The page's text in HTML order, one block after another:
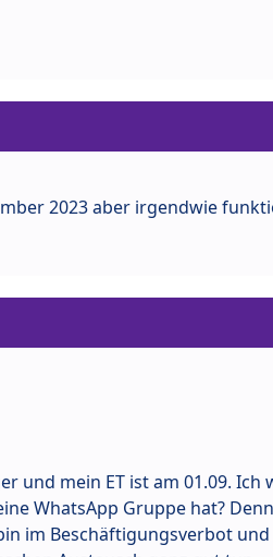
2023 aber irgendwie
und mein ET ist am 01.09. Ich
WhatsApp Gruppe hat?
im Beschäftigungsverbot